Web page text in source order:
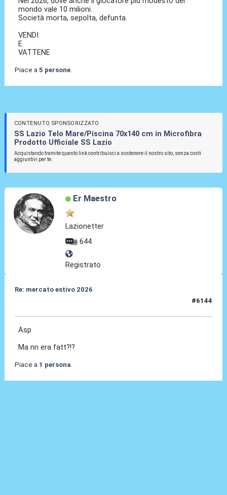
mondo vale 10 milioni.
Società morta, sepolta, defunta.
VENDI
E
VATTENE
Piace a 5 persone.
CONTENUTO SPONSORIZZATO
SS Lazio Telo Mare/Piscina 70x140 cm in Microfibra
Prodotto Ufficiale SS Lazio
Acquistando tramite questo link contribuisci a sostenere il nostro sito, senza costi
aggiuntivi per te.
Er Maestro
Lazionetter
644
Registrato
Re: mercato estivo 2026
#6144
Asp
Ma nn era fatt?!?
Piace a 1 persona.